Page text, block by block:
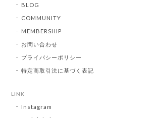
BLOG
COMMUNITY
MEMBERSHIP
お問い合わせ
プライバシーポリシー
特定商取引法に基づく表記
LINK
Instagram